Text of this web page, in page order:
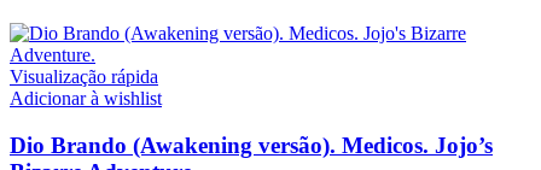
Visualização rápida
Adicionar à wishlist
Dio Brando (Awakening versão). Medicos. Jojo’s